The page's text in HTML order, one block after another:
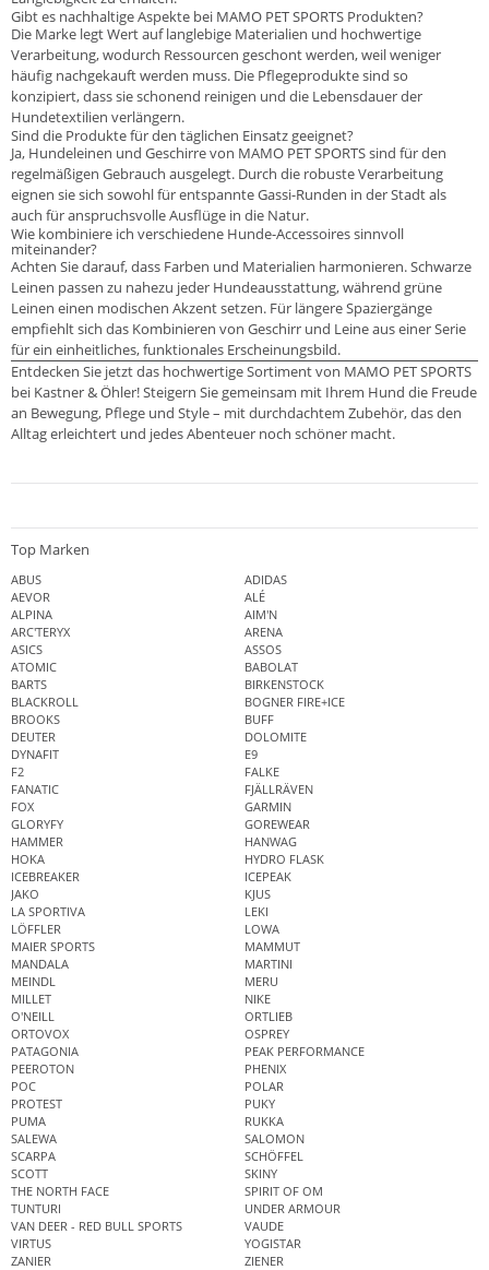
Gibt es nachhaltige Aspekte bei MAMO PET SPORTS Produkten?
Die Marke legt Wert auf langlebige Materialien und hochwertige
Verarbeitung, wodurch Ressourcen geschont werden, weil weniger
häufig nachgekauft werden muss. Die Pflegeprodukte sind so
konzipiert, dass sie schonend reinigen und die Lebensdauer der
Hundetextilien verlängern.
Sind die Produkte für den täglichen Einsatz geeignet?
Ja, Hundeleinen und Geschirre von MAMO PET SPORTS sind für den
regelmäßigen Gebrauch ausgelegt. Durch die robuste Verarbeitung
eignen sie sich sowohl für entspannte Gassi-Runden in der Stadt als
auch für anspruchsvolle Ausflüge in die Natur.
Wie kombiniere ich verschiedene Hunde-Accessoires sinnvoll
miteinander?
Achten Sie darauf, dass Farben und Materialien harmonieren. Schwarze
Leinen passen zu nahezu jeder Hundeausstattung, während grüne
Leinen einen modischen Akzent setzen. Für längere Spaziergänge
empfiehlt sich das Kombinieren von Geschirr und Leine aus einer Serie
für ein einheitliches, funktionales Erscheinungsbild.
Entdecken Sie jetzt das hochwertige Sortiment von MAMO PET SPORTS
bei Kastner & Öhler! Steigern Sie gemeinsam mit Ihrem Hund die Freude
an Bewegung, Pflege und Style – mit durchdachtem Zubehör, das den
Alltag erleichtert und jedes Abenteuer noch schöner macht.
Top Marken
ABUS
ADIDAS
AEVOR
ALÉ
ALPINA
AIM'N
ARC'TERYX
ARENA
ASICS
ASSOS
ATOMIC
BABOLAT
BARTS
BIRKENSTOCK
BLACKROLL
BOGNER FIRE+ICE
BROOKS
BUFF
DEUTER
DOLOMITE
DYNAFIT
E9
F2
FALKE
FANATIC
FJÄLLRÄVEN
FOX
GARMIN
GLORYFY
GOREWEAR
HAMMER
HANWAG
HOKA
HYDRO FLASK
ICEBREAKER
ICEPEAK
JAKO
KJUS
LA SPORTIVA
LEKI
LÖFFLER
LOWA
MAIER SPORTS
MAMMUT
MANDALA
MARTINI
MEINDL
MERU
MILLET
NIKE
O'NEILL
ORTLIEB
ORTOVOX
OSPREY
PATAGONIA
PEAK PERFORMANCE
PEEROTON
PHENIX
POC
POLAR
PROTEST
PUKY
PUMA
RUKKA
SALEWA
SALOMON
SCARPA
SCHÖFFEL
SCOTT
SKINY
THE NORTH FACE
SPIRIT OF OM
TUNTURI
UNDER ARMOUR
VAN DEER - RED BULL SPORTS
VAUDE
VIRTUS
YOGISTAR
ZANIER
ZIENER